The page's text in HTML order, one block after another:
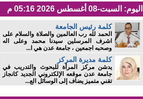
اليوم: السبت-08 أغسطس 2026 05:16 م
كلمة رئيس الجامعة
الحمد لله رب العالمين والصلاة والسلام على
اشرف المرسلين سيدنا محمد وعلى اله
وصحبه اجمعين ، جامعة عدن هي ا...
كلمة مديرة المركز
يدشن مركز المرأة للبحوث والتدريب في
جامعة عدن موقعه الإلكتروني الجديد كانجاز
تقني متميز يضاف إلى الوسائل الع...